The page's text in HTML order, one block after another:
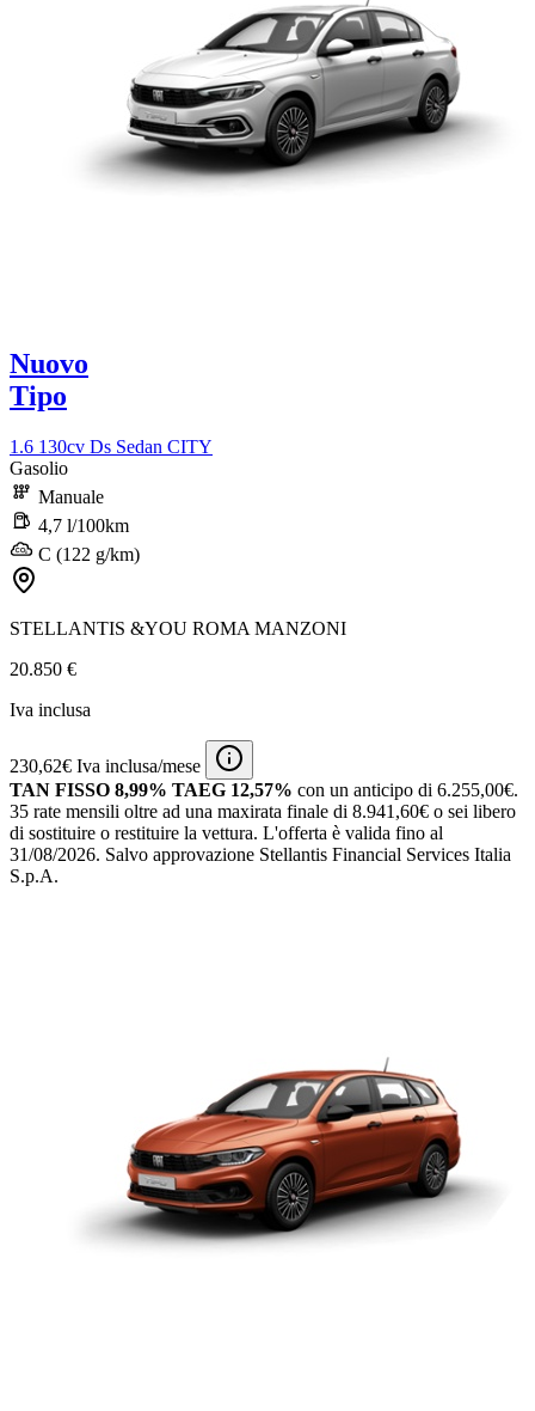
Nuovo
Tipo
1.6 130cv Ds Sedan CITY
Gasolio
Manuale
4,7 l/100km
C (122 g/km)
STELLANTIS &YOU ROMA MANZONI
20.850 €
Iva inclusa
230,62€ Iva inclusa/mese
TAN FISSO 8,99% TAEG 12,57% con un anticipo di 6.255,00€.
35 rate mensili oltre ad una maxirata finale di 8.941,60€ o sei libero
di sostituire o restituire la vettura. L'offerta è valida fino al
31/08/2026. Salvo approvazione Stellantis Financial Services Italia
S.p.A.